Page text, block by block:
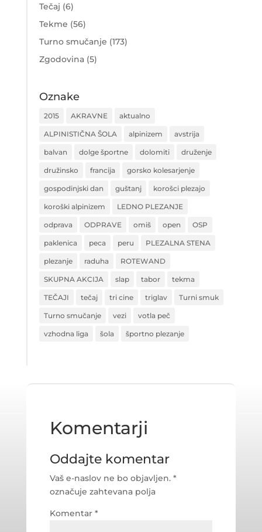
Tečaj (6)
Tekme (56)
Turno smučanje (173)
Zgodovina(5)
Oznake
2015 AKRAVNE aktualno
ALPINISTIČNA ŠOLA alpinizem avstrija
balvan dolge športne dolomiti druženje
družinsko francija gorsko kolesarjenje
gospodinjski dan guštanj korošci plezajo
koroški alpinizem LEDNO PLEZANJE
odprava ODPRAVE omiš open OSP
paklenica peca peru PLEZALNA STENA
plezanje raduha ROTEWAND
SKUPNA AKCIJA slap tabor tekma
TEČAJI tečaj tri cine triglav Turni smuk
Turno smučanje vezi votla peč
vzhodna liga šola športno plezanje
Komentarji
Oddajte komentar
Vaš e-naslov ne bo objavljen. *
označuje zahtevana polja
Komentar *